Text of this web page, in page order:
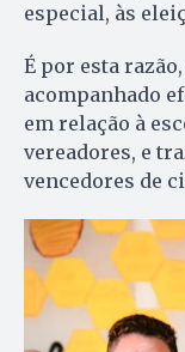
especial, às
É por esta
acompanhado
em relação à
vereadores, e
vencedores de